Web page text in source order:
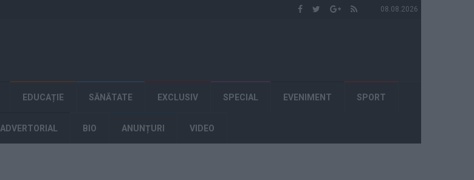
08.08.2026
EDUCAȚIE SĂNĂTATE EXCLUSIV SPECIAL EVENIMENT SPORT
ADVERTORIAL BIO ANUNȚURI VIDEO